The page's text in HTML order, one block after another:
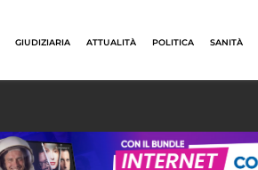
GIUDIZIARIA ATTUALITÀ POLITICA SANITÀ